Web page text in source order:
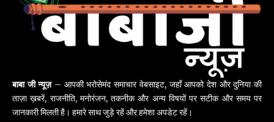
बाबा जी न्यूज़– आपकी भरोसेमंद समाचार वेबसाइट, जहाँ आपको देश और दुनिया की
ताज़ा ख़बरें, राजनीति, मनोरंजन, तकनीक और अन्य विषयों पर सटीक और समय पर
जानकारी मिलती है। हमारे साथ जुड़े रहें और हमेशा अपडेट रहें।